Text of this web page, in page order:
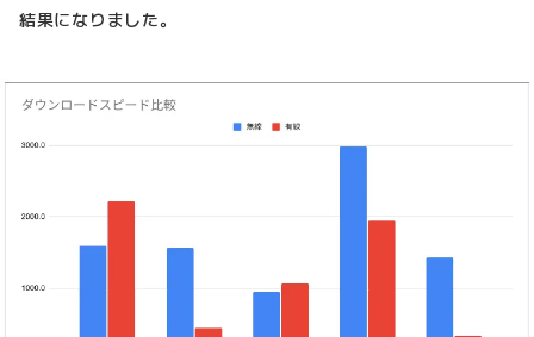
結果になりました。